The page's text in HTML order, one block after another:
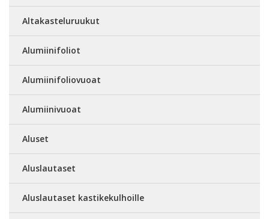
Altakasteluruukut
Alumiinifoliot
Alumiinifoliovuoat
Alumiinivuoat
Aluset
Aluslautaset
Aluslautaset kastikekulhoille